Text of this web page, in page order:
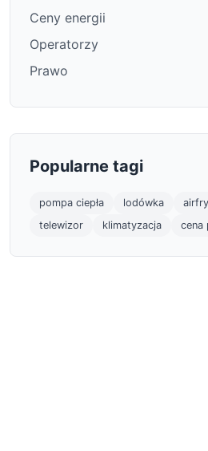
Ceny energii
Operatorzy
Prawo
Popularne tagi
pompa ciepła lodówka
telewizor
klimatyzacja cena